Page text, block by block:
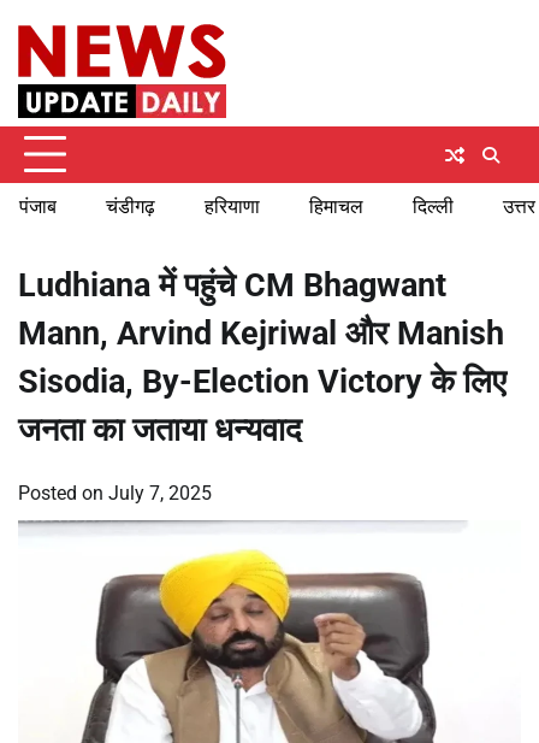
content
पंजाब चंडीगढ़ हरियाणा हिमाचल दिल्ली
Ludhiana में पहुंचे CM Bhagwant
Mann, Arvind Kejriwal और Manish
Sisodia, By-Election Victory के लिए
जनता का जताया धन्यवाद
Posted on July 7, 2025